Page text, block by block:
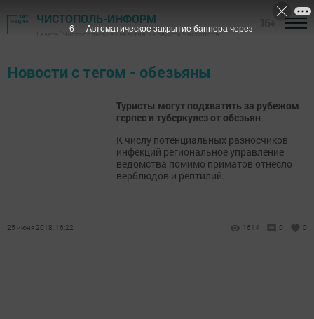
ЧИСТОПОЛЬ-ИНФОРМ
Газета "Чистопольские известия" - новости Чистополя
Новости с тегом - обезьяны
Туристы могут подхватить за рубежом
герпес и туберкулез от обезьян
К числу потенциальных разносчиков
инфекций региональное управление
ведомства помимо приматов отнесло
верблюдов и рептилий.
25 июня 2018, 16:22 1614 0 0
6 Автоматическое закрытие баннера через